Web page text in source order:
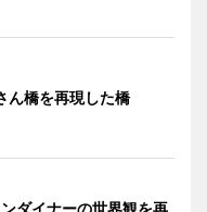
ん橋を再現した橋